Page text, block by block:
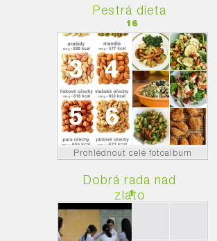
Pestrá dieta
16
Prohlédnout celé fotoalbum
Dobrá rada nad
zlato
1